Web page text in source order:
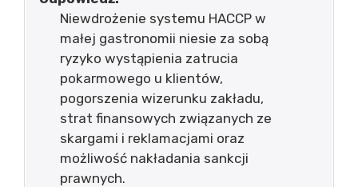
Niewdrożenie systemu HACCP w
małej gastronomii niesie za sobą
ryzyko wystąpienia zatrucia
pokarmowego u klientów,
pogorszenia wizerunku zakładu,
strat finansowych związanych ze
skargami i reklamacjami oraz
możliwość nakładania sankcji
prawnych.